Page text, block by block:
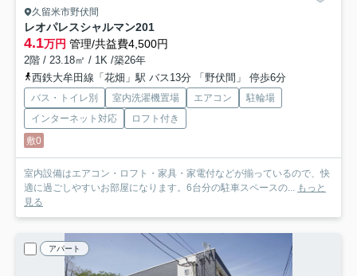
久留米市野伏間
レオパレスシャルマン201
4.1万円 管理/共益費4,500円
2階 / 23.18㎡ / 1K /築26年
西鉄大牟田線「花畑」駅 バス13分 「野伏間」 停歩6分
バス・トイレ別 室内洗濯機置場 エアコン
駐輪場
インターネット対応
ロフト付き
敷0
室内設備はエアコン・ロフト・家具・家電付などが揃っているので、快
適に過ごしやすいお部屋になります。6台分の駐車スペースの... もっと
見る
アパート